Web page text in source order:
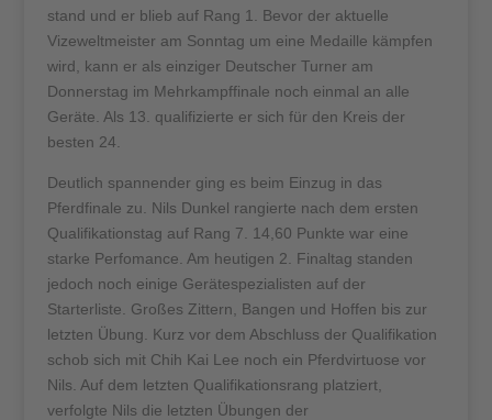
stand und er blieb auf Rang 1. Bevor der aktuelle
Vizeweltmeister am Sonntag um eine Medaille kämpfen
wird, kann er als einziger Deutscher Turner am
Donnerstag im Mehrkampffinale noch einmal an alle
Geräte. Als 13. qualifizierte er sich für den Kreis der
besten 24.
Deutlich spannender ging es beim Einzug in das
Pferdfinale zu. Nils Dunkel rangierte nach dem ersten
Qualifikationstag auf Rang 7. 14,60 Punkte war eine
starke Perfomance. Am heutigen 2. Finaltag standen
jedoch noch einige Gerätespezialisten auf der
Starterliste. Großes Zittern, Bangen und Hoffen bis zur
letzten Übung. Kurz vor dem Abschluss der Qualifikation
schob sich mit Chih Kai Lee noch ein Pferdvirtuose vor
Nils. Auf dem letzten Qualifikationsrang platziert,
verfolgte Nils die letzten Übungen der